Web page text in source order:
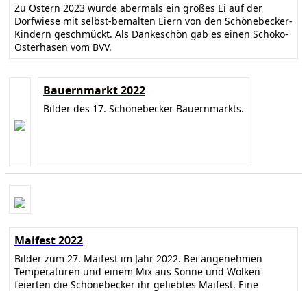
Zu Ostern 2023 wurde abermals ein großes Ei auf der
Dorfwiese mit selbst-bemalten Eiern von den Schönebecker-
Kindern geschmückt. Als Dankeschön gab es einen Schoko-
Osterhasen vom BVV.
Bauernmarkt 2022
Bilder des 17. Schönebecker Bauernmarkts.
Maifest 2022
Bilder zum 27. Maifest im Jahr 2022. Bei angenehmen
Temperaturen und einem Mix aus Sonne und Wolken
feierten die Schönebecker ihr geliebtes Maifest. Eine